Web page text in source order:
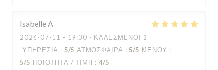
IsabelleA
2026-07-11 - 19:30 - ΚΑΛΕΣΜΈΝΟΙ 2
ΥΠΗΡΕΣΊΑ : 5/5 ΑΤΜΌΣΦΑΙΡΑ : 5/5 ΜΕΝΟΎ :
5/5 ΠΟΙΌΤΗΤΑ / ΤΙΜΉ : 4/5